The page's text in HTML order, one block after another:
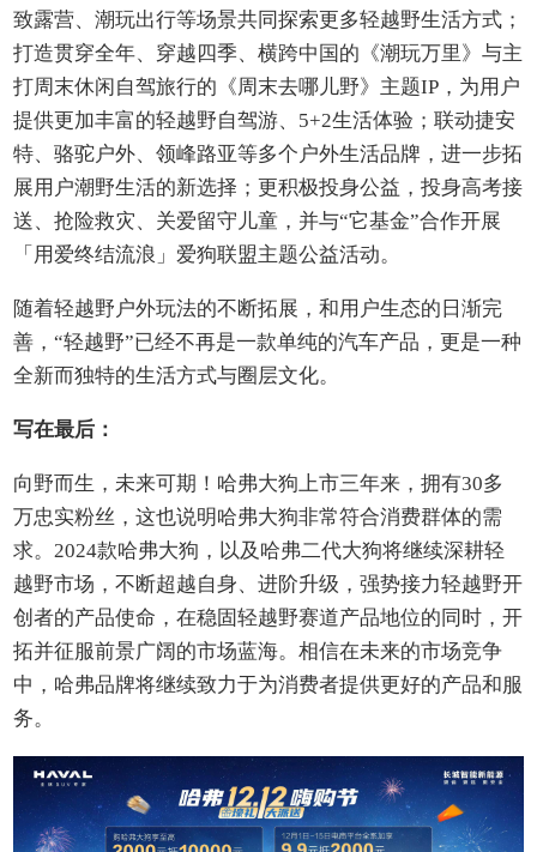
致露营、潮玩出行等场景共同探索更多轻越野生活方式；
打造贯穿全年、穿越四季、横跨中国的《潮玩万里》与主
打周末休闲自驾旅行的《周末去哪儿野》主题IP，为用户
提供更加丰富的轻越野自驾游、5+2生活体验；联动捷安
特、骆驼户外、领峰路亚等多个户外生活品牌，进一步拓
展用户潮野生活的新选择；更积极投身公益，投身高考接
送、抢险救灾、关爱留守儿童，并与“它基金”合作开展
「用爱终结流浪」爱狗联盟主题公益活动。
随着轻越野户外玩法的不断拓展，和用户生态的日渐完
善，“轻越野”已经不再是一款单纯的汽车产品，更是一种
全新而独特的生活方式与圈层文化。
写在最后：
向野而生，未来可期！哈弗大狗上市三年来，拥有30多
万忠实粉丝，这也说明哈弗大狗非常符合消费群体的需
求。2024款哈弗大狗，以及哈弗二代大狗将继续深耕轻
越野市场，不断超越自身、进阶升级，强势接力轻越野开
创者的产品使命，在稳固轻越野赛道产品地位的同时，开
拓并征服前景广阔的市场蓝海。相信在未来的市场竞争
中，哈弗品牌将继续致力于为消费者提供更好的产品和服
务。